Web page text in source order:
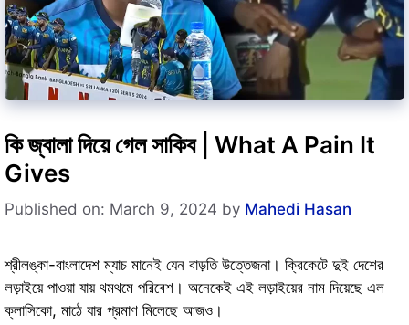
কি জ্বালা দিয়ে গেল সাকিব | What A Pain It
Gives
Published on: March 9, 2024 by Mahedi Hasan
শ্রীলঙ্কা-বাংলাদেশ ম্যাচ মানেই যেন বাড়তি উত্তেজনা। ক্রিকেটে দুই দেশের
লড়াইয়ে পাওয়া যায় থমথমে পরিবেশ। অনেকেই এই লড়াইয়ের নাম দিয়েছে এল
ক্লাসিকো, মাঠে যার প্রমাণ মিলেছে আজও।